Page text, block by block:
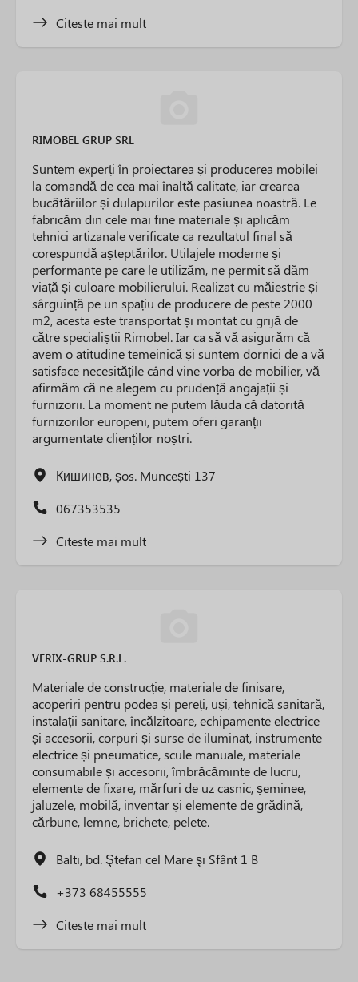
Citeste mai mult
RIMOBEL GRUP SRL
Suntem experți în proiectarea și producerea mobilei
la comandă de cea mai înaltă calitate, iar crearea
bucătăriilor și dulapurilor este pasiunea noastră. Le
fabricăm din cele mai fine materiale și aplicăm
tehnici artizanale verificate ca rezultatul final să
corespundă așteptărilor. Utilajele moderne și
performante pe care le utilizăm, ne permit să dăm
viață și culoare mobilierului. Realizat cu măiestrie și
sârguință pe un spațiu de producere de peste 2000
m2, acesta este transportat și montat cu grijă de
către specialiștii Rimobel. Iar ca să vă asigurăm că
avem o atitudine temeinică și suntem dornici de a vă
satisface necesitățile când vine vorba de mobilier, vă
afirmăm că ne alegem cu prudență angajații și
furnizorii. La moment ne putem lăuda că datorită
furnizorilor europeni, putem oferi garanții
argumentate clienților noștri.
Кишинев, șos. Muncești 137
067353535
Citeste mai mult
VERIX-GRUP S.R.L.
Materiale de construcție, materiale de finisare,
acoperiri pentru podea și pereți, uși, tehnică sanitară,
instalații sanitare, încălzitoare, echipamente electrice
și accesorii, corpuri și surse de iluminat, instrumente
electrice și pneumatice, scule manuale, materiale
consumabile și accesorii, îmbrăcăminte de lucru,
elemente de fixare, mărfuri de uz casnic, șeminee,
jaluzele, mobilă, inventar și elemente de grădină,
cărbune, lemne, brichete, pelete.
Balti, bd. Ştefan cel Mare şi Sfânt 1 B
+373 68455555
Citeste mai mult